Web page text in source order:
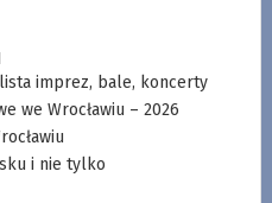
imprez, bale, koncerty
we Wrocławiu – 2026
i nie tylko